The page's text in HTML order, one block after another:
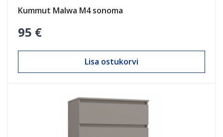
Kummut Malwa M4 sonoma
95 €
Lisa ostukorvi